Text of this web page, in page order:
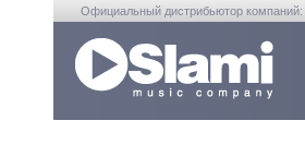
Официальный дистрибьютор компаний: